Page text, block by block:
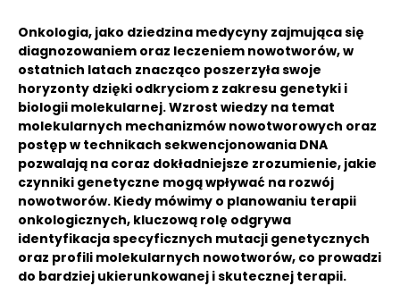
Onkologia, jako dziedzina medycyny zajmująca się
diagnozowaniem oraz leczeniem nowotworów, w
ostatnich latach znacząco poszerzyła swoje
horyzonty dzięki odkryciom z zakresu genetyki i
biologii molekularnej. Wzrost wiedzy na temat
molekularnych mechanizmów nowotworowych oraz
postęp w technikach sekwencjonowania DNA
pozwalają na coraz dokładniejsze zrozumienie, jakie
czynniki genetyczne mogą wpływać na rozwój
nowotworów. Kiedy mówimy o planowaniu terapii
onkologicznych, kluczową rolę odgrywa
identyfikacja specyficznych mutacji genetycznych
oraz profili molekularnych nowotworów, co prowadzi
do bardziej ukierunkowanej i skutecznej terapii.